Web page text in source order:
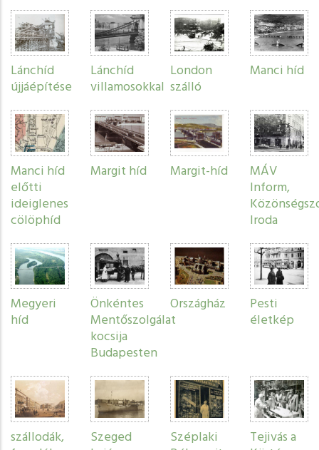
Lánchíd
újjáépítése
Lánchíd
villamosokkal
London
szálló
Manci híd
Manci híd
előtti
ideiglenes
cölöphíd
Margit híd Margit-híd MÁV
Inform,
Iroda
Megyeri
híd
Önkéntes
Mentőszolgálat
kocsija
Budapesten
Országház Pesti
életkép
szállodák, Szeged Széplaki Tejivás a